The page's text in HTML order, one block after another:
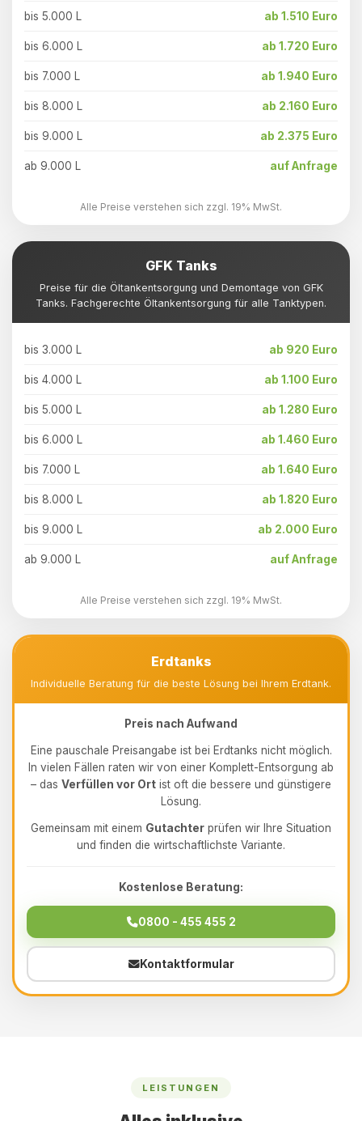
bis 5.000 L ab 1.510 Euro
bis 6.000 L ab 1.720 Euro
bis 7.000 L ab 1.940 Euro
bis 8.000 L ab 2.160 Euro
bis 9.000 L ab 2.375 Euro
ab 9.000 L auf Anfrage
Alle Preise verstehen sich zzgl. 19% MwSt.
GFK Tanks
Preise für die Öltankentsorgung und Demontage von GFK
Tanks. Fachgerechte Öltankentsorgung für alle Tanktypen.
bis 3.000 L ab 920 Euro
bis 4.000 L ab 1.100 Euro
bis 5.000 L ab 1.280 Euro
bis 6.000 L ab 1.460 Euro
bis 7.000 L ab 1.640 Euro
bis 8.000 L ab 1.820 Euro
bis 9.000 L ab 2.000 Euro
ab 9.000 L auf Anfrage
Alle Preise verstehen sich zzgl. 19% MwSt.
Erdtanks
Individuelle Beratung für die beste Lösung bei Ihrem Erdtank.
Preis nach Aufwand
Eine pauschale Preisangabe ist bei Erdtanks nicht möglich.
In vielen Fällen raten wir von einer Komplett-Entsorgung ab
– das Verfüllen vor Ort ist oft die bessere und günstigere
Lösung.
Gemeinsam mit einem Gutachter prüfen wir Ihre Situation
und finden die wirtschaftlichste Variante.
Kostenlose Beratung:
0800 - 455 455 2
Kontaktformular
LEISTUNGEN